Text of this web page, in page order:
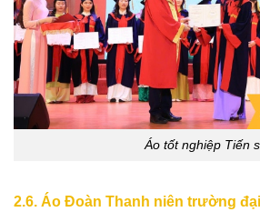
Áo tốt nghiệp Tiến
2.6. Áo Đoàn Thanh niên trường